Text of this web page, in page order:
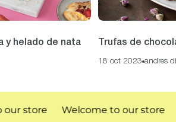
y helado de nata Trufas de
18 oct 2023 andres
store Welcome to our store